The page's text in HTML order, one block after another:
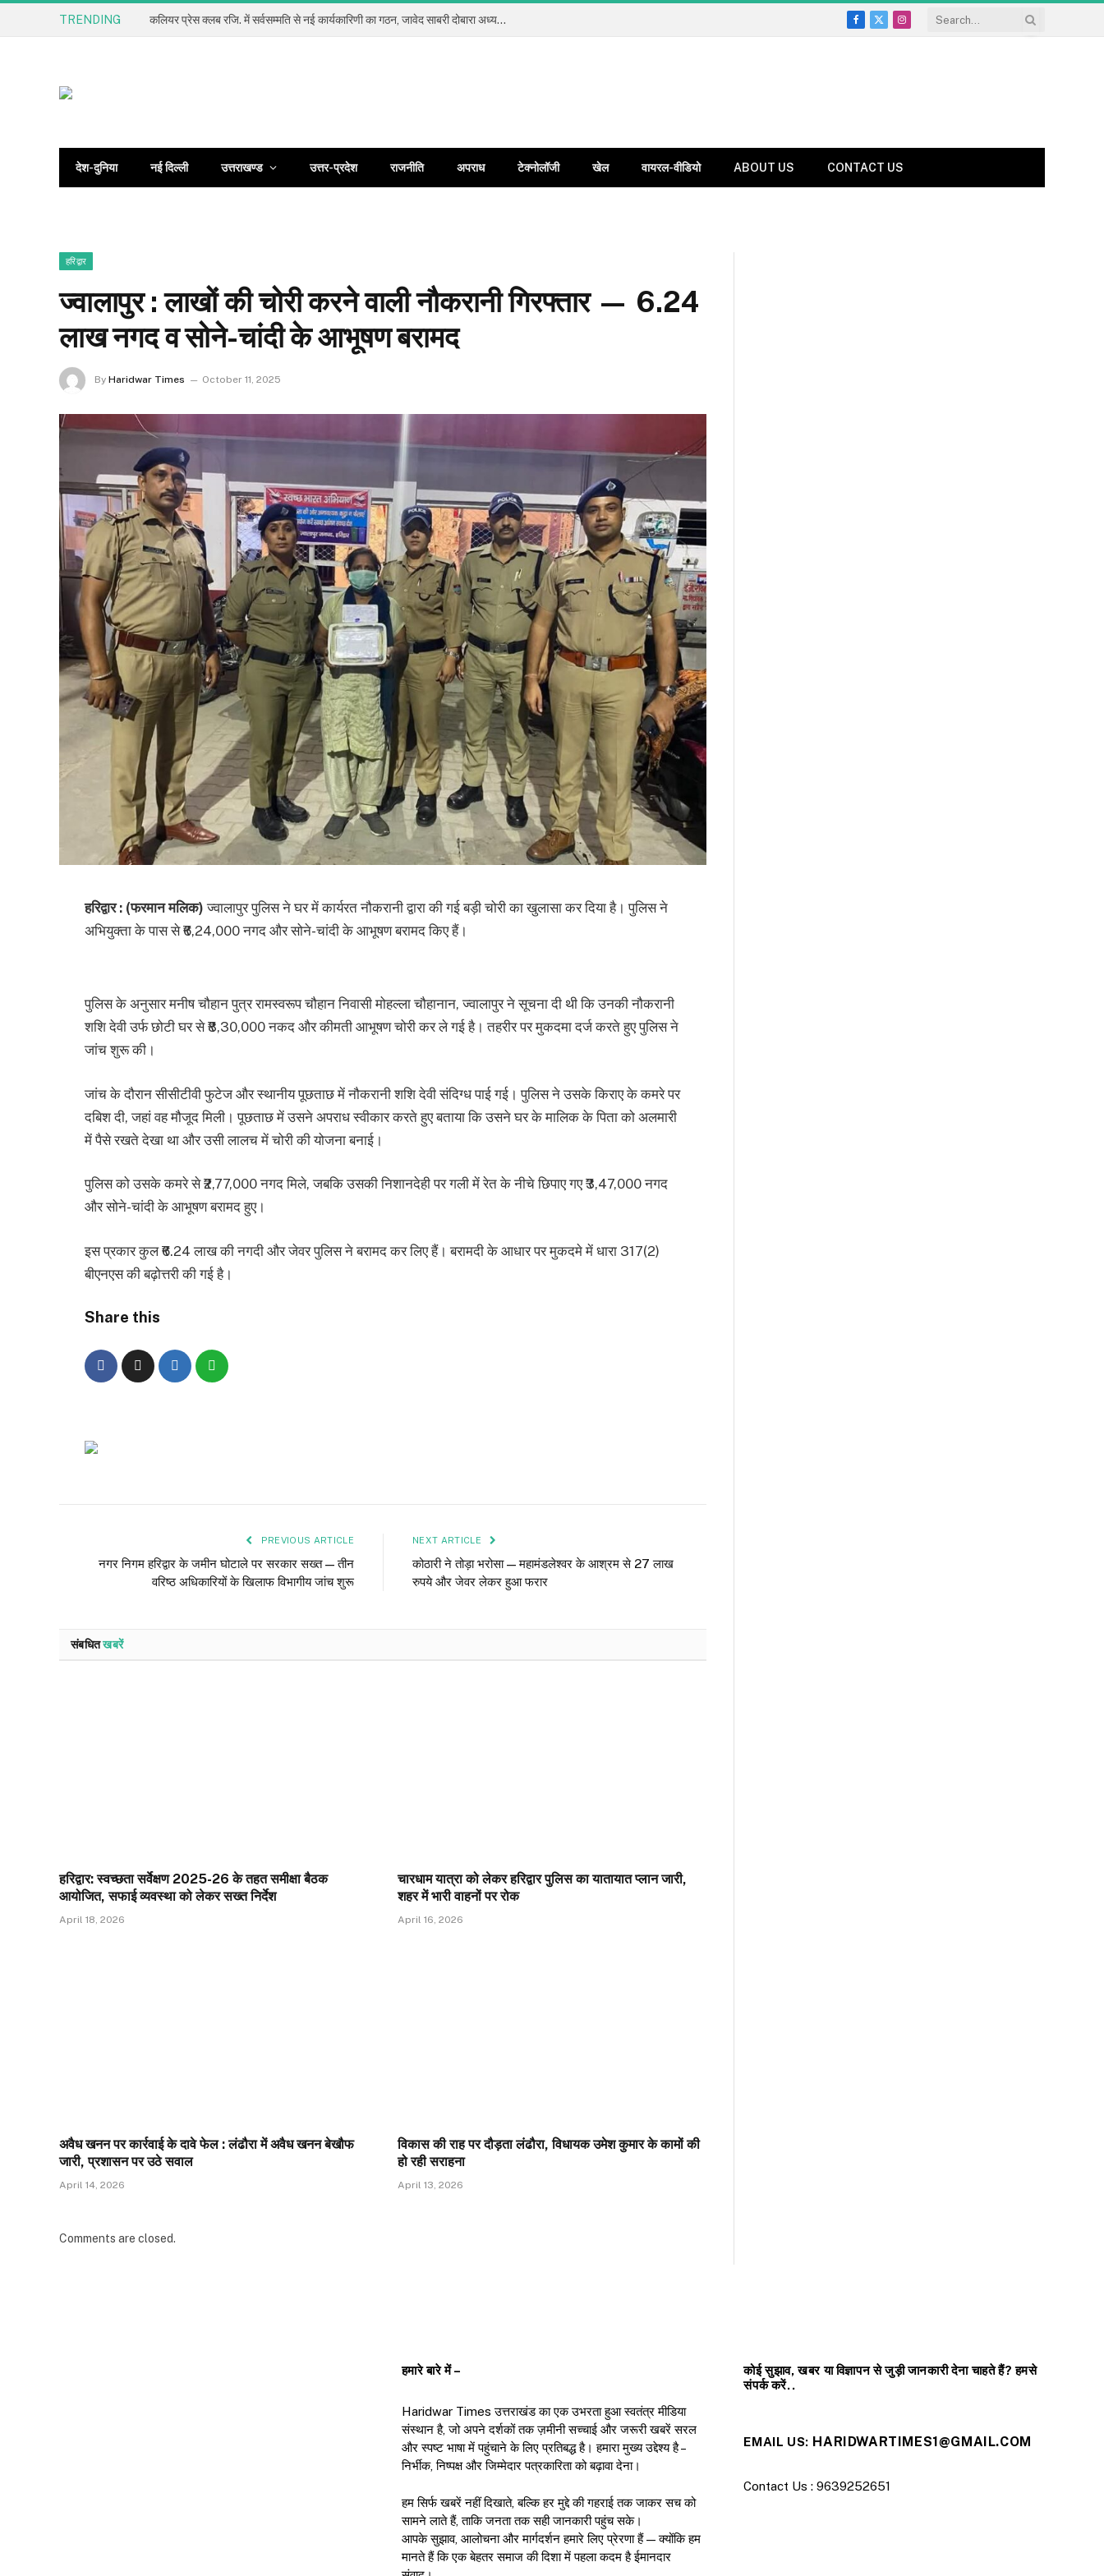
TRENDING कलियर प्रेस क्लब रजि. में सर्वसम्मति से नई कार्यकारिणी का गठन, जावेद साबरी दोबारा अध्यक्ष और जावेद अंसारी बने महामंत्री
Facebook
X
Instagram
देश-दुनिया नई दिल्ली उत्तराखण्ड उत्तर-प्रदेश राजनीति अपराध टेक्नोलॉजी खेल वायरल-वीडियो ABOUT US CONTACT US
हरिद्वार
ज्वालापुर : लाखों की चोरी करने वाली नौकरानी गिरफ्तार — 6.24
लाख नगद व सोने-चांदी के आभूषण बरामद
By Haridwar Times October 11, 2025
हरिद्वार : (फरमान मलिक) ज्वालापुर पुलिस ने घर में कार्यरत नौकरानी द्वारा की गई बड़ी चोरी का खुलासा कर दिया है। पुलिस ने
अभियुक्ता के पास से ₹6,24,000 नगद और सोने-चांदी के आभूषण बरामद किए हैं।
पुलिस के अनुसार मनीष चौहान पुत्र रामस्वरूप चौहान निवासी मोहल्ला चौहानान, ज्वालापुर ने सूचना दी थी कि उनकी नौकरानी
शशि देवी उर्फ छोटी घर से ₹8,30,000 नकद और कीमती आभूषण चोरी कर ले गई है। तहरीर पर मुकदमा दर्ज करते हुए पुलिस ने
जांच शुरू की।
जांच के दौरान सीसीटीवी फुटेज और स्थानीय पूछताछ में नौकरानी शशि देवी संदिग्ध पाई गई। पुलिस ने उसके किराए के कमरे पर
दबिश दी, जहां वह मौजूद मिली। पूछताछ में उसने अपराध स्वीकार करते हुए बताया कि उसने घर के मालिक के पिता को अलमारी
में पैसे रखते देखा था और उसी लालच में चोरी की योजना बनाई।
पुलिस को उसके कमरे से ₹2,77,000 नगद मिले, जबकि उसकी निशानदेही पर गली में रेत के नीचे छिपाए गए ₹3,47,000 नगद
और सोने-चांदी के आभूषण बरामद हुए।
इस प्रकार कुल ₹6.24 लाख की नगदी और जेवर पुलिस ने बरामद कर लिए हैं। बरामदी के आधार पर मुकदमे में धारा 317(2)
बीएनएस की बढ़ोत्तरी की गई है।
Share this
PREVIOUS ARTICLE
नगर निगम हरिद्वार के जमीन घोटाले पर सरकार सख्त — तीन
वरिष्ठ अधिकारियों के खिलाफ विभागीय जांच शुरू
NEXT ARTICLE
कोठारी ने तोड़ा भरोसा — महामंडलेश्वर के आश्रम से 27 लाख
रुपये और जेवर लेकर हुआ फरार
संबधितखबरें
हरिद्वार: स्वच्छता सर्वेक्षण 2025-26 के तहत समीक्षा बैठक
आयोजित, सफाई व्यवस्था को लेकर सख्त निर्देश
April 18, 2026
चारधाम यात्रा को लेकर हरिद्वार पुलिस का यातायात प्लान जारी,
शहर में भारी वाहनों पर रोक
April 16, 2026
अवैध खनन पर कार्रवाई के दावे फेल : लंढौरा में अवैध खनन बेखौफ
जारी, प्रशासन पर उठे सवाल
April 14, 2026
विकास की राह पर दौड़ता लंढौरा, विधायक उमेश कुमार के कामों की
हो रही सराहना
April 13, 2026
Comments are closed.
हमारे बारे में –
Haridwar Times उत्तराखंड का एक उभरता हुआ स्वतंत्र मीडिया
संस्थान है, जो अपने दर्शकों तक ज़मीनी सच्चाई और जरूरी खबरें सरल
और स्पष्ट भाषा में पहुंचाने के लिए प्रतिबद्ध है। हमारा मुख्य उद्देश्य है –
निर्भीक, निष्पक्ष और जिम्मेदार पत्रकारिता को बढ़ावा देना।
हम सिर्फ खबरें नहीं दिखाते, बल्कि हर मुद्दे की गहराई तक जाकर सच को
सामने लाते हैं, ताकि जनता तक सही जानकारी पहुंच सके।
आपके सुझाव, आलोचना और मार्गदर्शन हमारे लिए प्रेरणा हैं — क्योंकि हम
मानते हैं कि एक बेहतर समाज की दिशा में पहला कदम है ईमानदार
कोई सुझाव, खबर या विज्ञापन से जुड़ी जानकारी देना चाहते हैं? हमसे
संपर्क करें..
EMAIL US: HARIDWARTIMES1@GMAIL.COM
Contact Us : 9639252651